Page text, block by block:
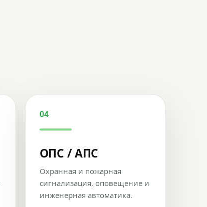
04
ОПС / АПС
Охранная и пожарная
сигнализация, оповещение и
инженерная автоматика.